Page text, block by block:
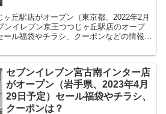
丘駅店がオープン（東京都、2022年2月
ンイレブン京王つつじヶ丘駅店のオープ
ル福袋やチラシ、クーポンなどの情報に
セブンイレブン宮古南インター店
がオープン（岩手県、2023年4月
29日予定）セール福袋やチラシ、
クーポンは？